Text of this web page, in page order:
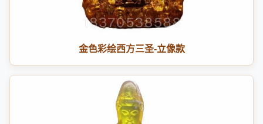
金色彩绘西方三圣-立像款